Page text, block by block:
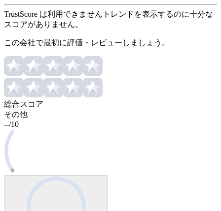
TrustScore は利用できません トレンドを表示するのに十分な
スコアがありません。
この会社で最初に評価・レビューしましょう。
総合スコア
その他
--/10